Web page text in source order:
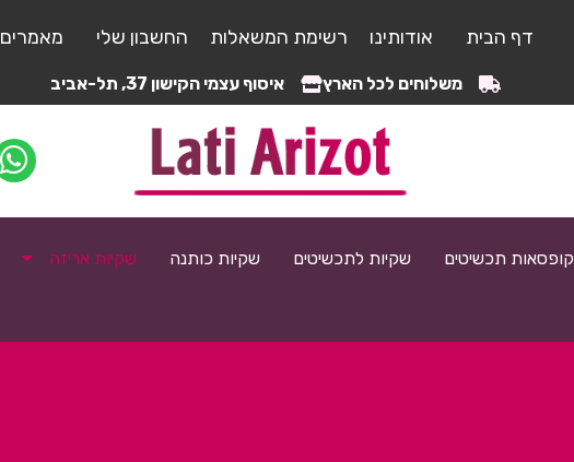
דף הבית אודותינו רשימת המשאלות החשבון שלי מאמרים
משלוחים לכל הארץ איסוף עצמי הקישון 37, תל-אביב
קופסאות תכשיטים שקיות לתכשיטים שקיות כותנה שקיות אריזה